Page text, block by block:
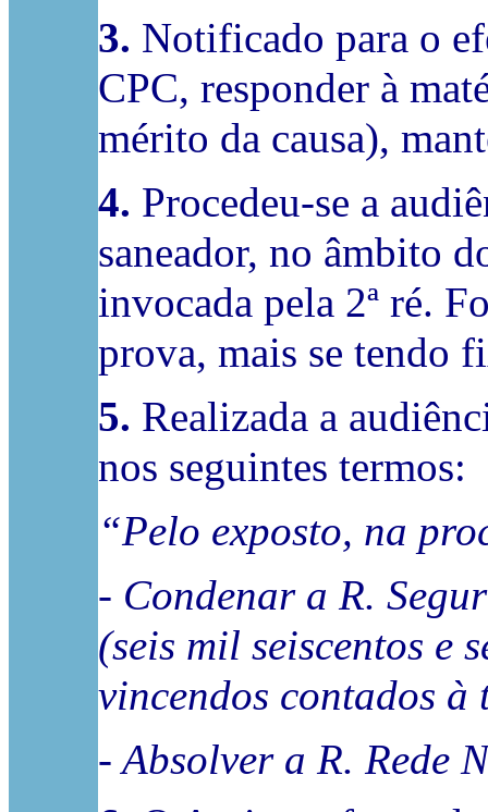
3. Notificado para o
CPC, responder à
mérito da causa),
4. Procedeu-se a
saneador, no âmbito
invocada pela 2ª ré.
prova, mais se tendo
5. Realizada a
nos seguintes termos:
“Pelo exposto, na
- Condenar a R.
(seis mil seiscentos e
vincendos contados
- Absolver a R. Rede